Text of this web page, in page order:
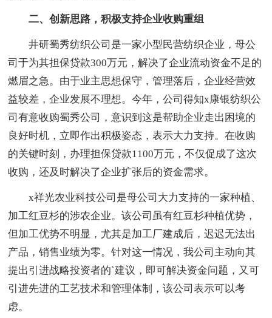
二、创新思路，积极支持企业收购重组
井研蜀秀纺织公司是一家小型民营纺织企业，母公
司于为其担保贷款300万元，解决了企业流动资金不足的
燃眉之急。由于业主思想保守，管理落后，企业经营效
益较差，企业发展不理想。今年，公司得知x康银纺织公
司有意收购蜀秀公司，意识到这是帮助企业走出困境的
良好时机，立即作出积极姿态，表示大力支持。在收购
的关键时刻，办理担保贷款1100万元，不仅促成了这次
收购，还及时解决了企业扩张后的资金需求。
x祥光农业科技公司是母公司大力支持的一家种植、
加工红豆杉的涉农企业。该公司虽有红豆杉种植优势，
但加工优势不明显，尤其是加工厂建成后，迟迟无法出
产品，销售业绩为零。针对这一情况，我公司主动向其
提出引进战略投资者的`建议，即可解决资金问题，又可
引进先进的工艺技术和管理体制，该公司表示可以考
虑。